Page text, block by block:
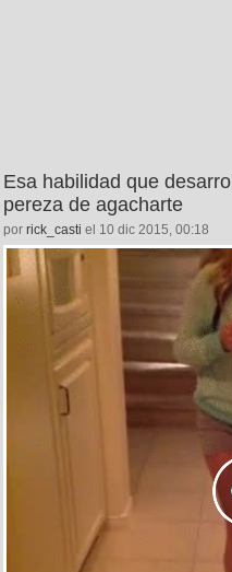
Esa habilidad que
pereza de agacharte
por rick_casti el 10 dic 2015, 00:18